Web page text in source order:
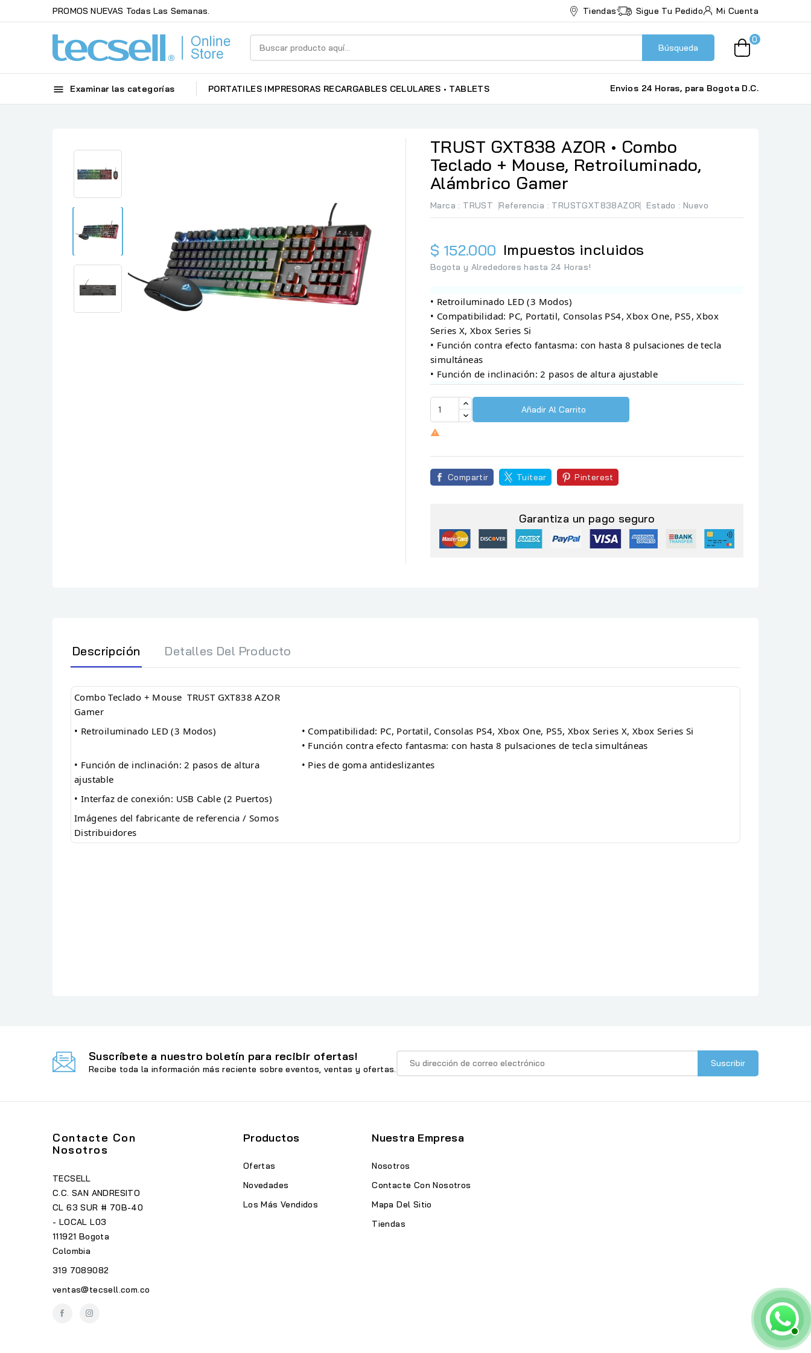
PROMOS NUEVAS Todas Las Semanas. Tiendas Sigue Tu Pedido Mi Cuenta
Búsqueda
0
 Examinar las categorías PORTATILES IMPRESORAS RECARGABLES CELULARES • TABLETS Envios 24 Horas, para Bogota D.C.
TRUST GXT838 AZOR • Combo
Teclado + Mouse, Retroiluminado,
Alámbrico Gamer
Marca : TRUST Referencia : TRUSTGXT838AZOR Estado : Nuevo
$ 152.000 Impuestos incluidos
Bogota y Alrededores hasta 24 Horas!
• Retroiluminado LED (3 Modos)
• Compatibilidad: PC, Portatil, Consolas PS4, Xbox One, PS5, Xbox
Series X, Xbox Series Si
• Función contra efecto fantasma: con hasta 8 pulsaciones de tecla
simultáneas
• Función de inclinación: 2 pasos de altura ajustable
Añadir Al Carrito

Compartir Tuitear Pinterest
Garantiza un pago seguro
Descripción Detalles Del Producto
Combo Teclado + Mouse TRUST GXT838 AZOR
Gamer
• Retroiluminado LED (3 Modos)
• Compatibilidad: PC, Portatil, Consolas PS4, Xbox One, PS5, Xbox Series X, Xbox Series Si
• Función contra efecto fantasma: con hasta 8 pulsaciones de tecla simultáneas
• Función de inclinación: 2 pasos de altura
ajustable
• Pies de goma antideslizantes
• Interfaz de conexión: USB Cable (2 Puertos)
Imágenes del fabricante de referencia / Somos
Distribuidores
Suscríbete a nuestro boletín para recibir ofertas!
Recibe toda la información más reciente sobre eventos, ventas y ofertas.
Contacte Con
Nosotros
TECSELL
C.C. SAN ANDRESITO
CL 63 SUR # 70B-40
- LOCAL L03
111921 Bogota
Colombia
319 7089082
ventas@tecsell.com.co
Productos
Ofertas
Novedades
Los Más Vendidos
Nuestra Empresa
Nosotros
Contacte Con Nosotros
Mapa Del Sitio
Tiendas